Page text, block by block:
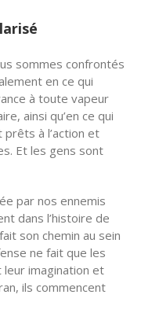
sommes confrontés
en ce qui
à toute vapeur
ainsi qu’en ce qui
à l’action et
Et les gens sont
par nos ennemis
dans l’histoire de
son chemin au sein
ne fait que les
imagination et
ils commencent